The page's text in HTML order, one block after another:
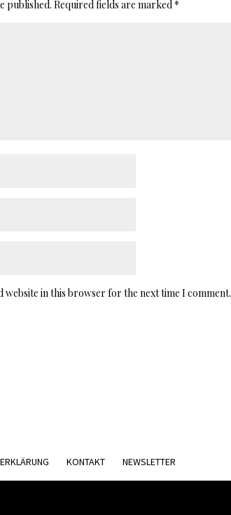
published. Required fields are marked *
website in this browser for the next time I comment.
KONTAKT NEWSLETTER